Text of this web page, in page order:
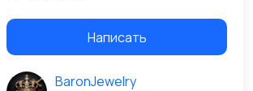
Написать
BaronJewelry